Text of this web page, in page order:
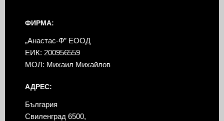
ФИРМА:
„Анастас-Ф” ЕООД
ЕИК: 200956559
МОЛ: Михаил Михайлов
АДРЕС:
България
Свиленград 6500,